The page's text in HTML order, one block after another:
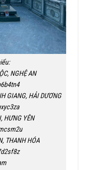
NGHỆ AN
GIANG, HẢI DƯƠNG
HƯNG YÊN
THANH HÓA